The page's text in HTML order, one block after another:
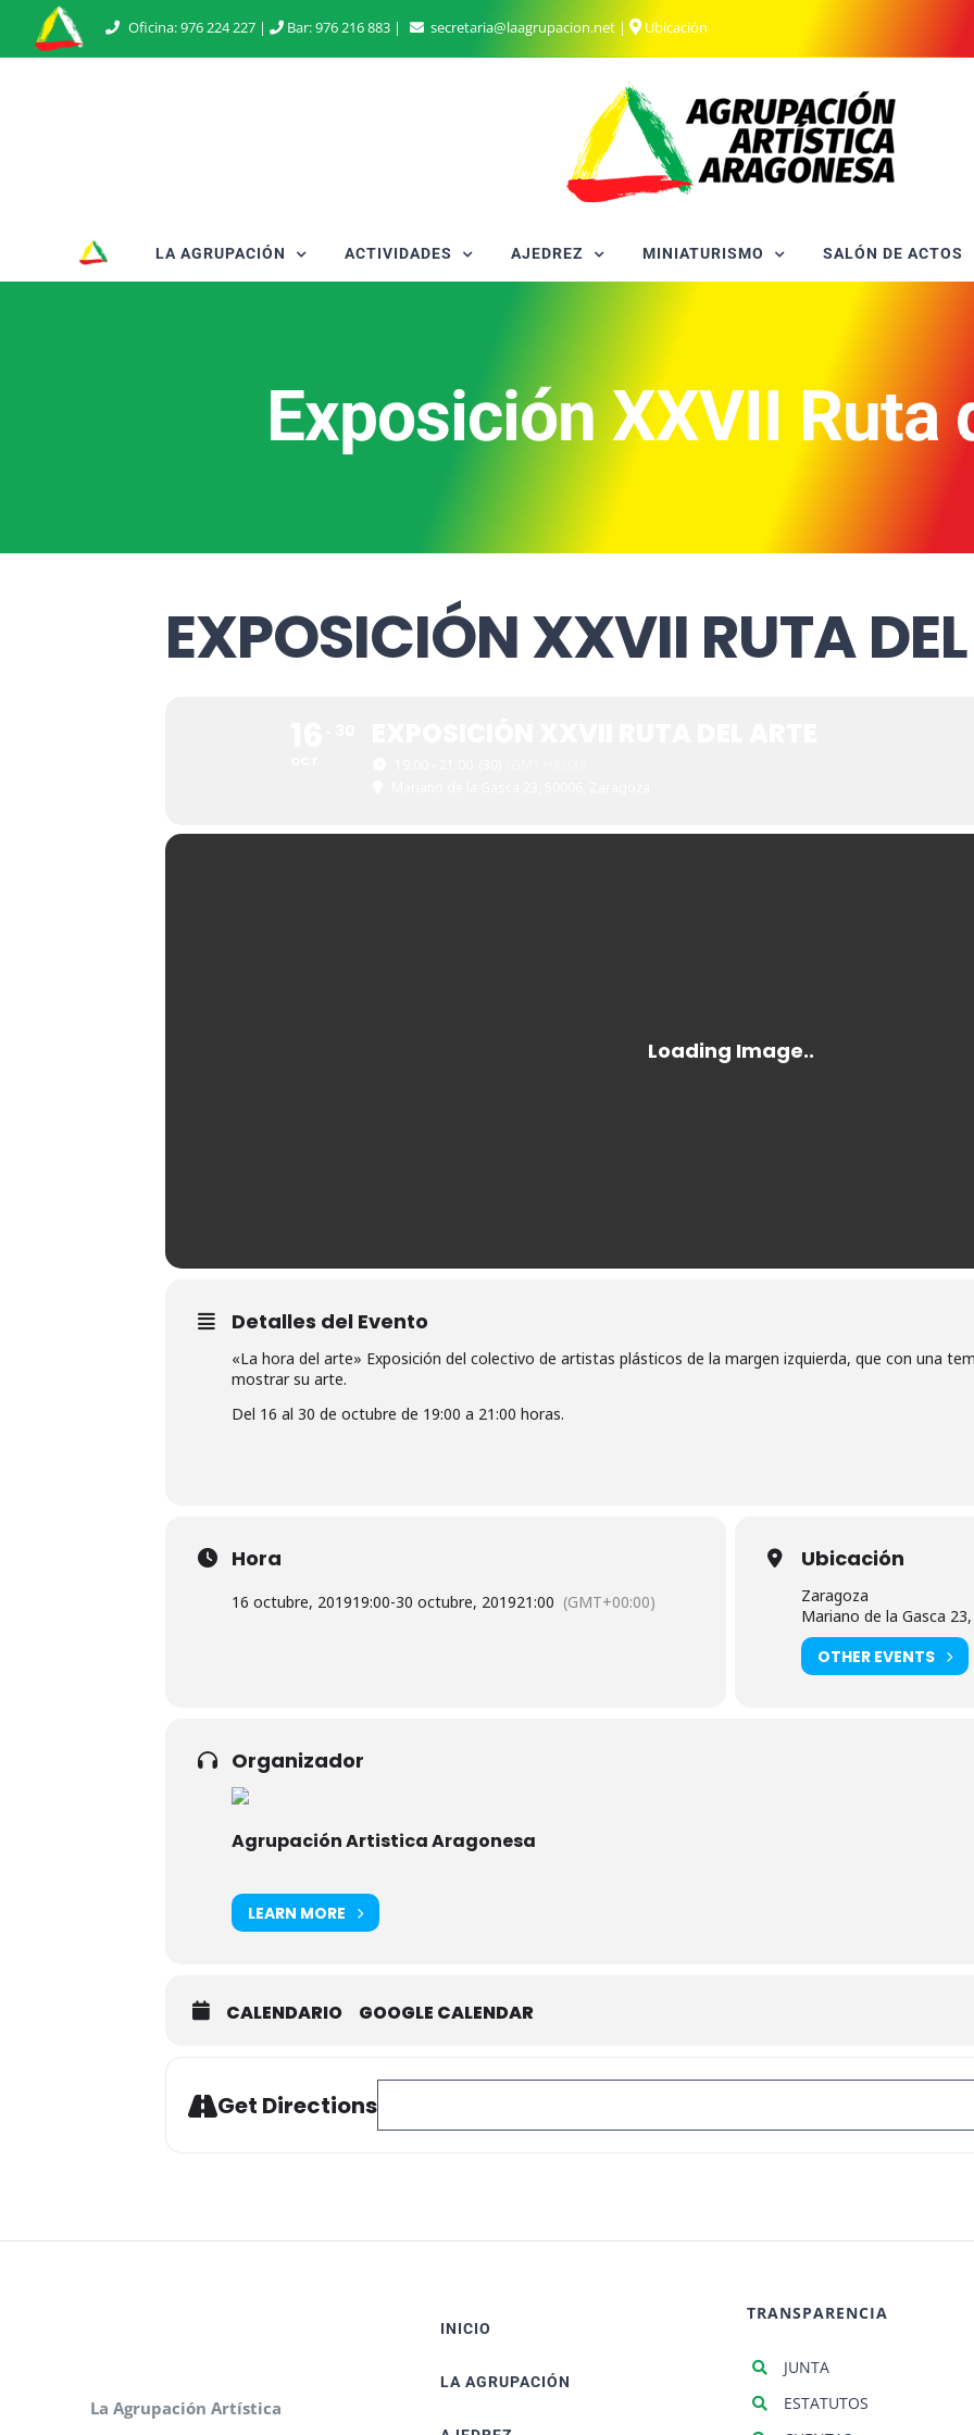
Oficina:976 224 227 | Bar:976 216 883 | secretaria@laagrupacion.net| Ubicación
LA AGRUPACIÓN ACTIVIDADES AJEDREZ MINIATURISMO SALÓN DE ACTOS
Exposición XXVII Ruta
EXPOSICIÓN XXVII RUTA
Detalles del Evento
«La hora del arte» Exposición del colectivo de artistas plásticos de la margen izquierda, que con una
mostrar su arte.
Del 16 al 30 de octubre de 19:00 a 21:00 horas.
Hora
16 octubre, 201919:00-30 octubre, 201921:00 (GMT+00:00)
Ubicación
Zaragoza
Mariano de la Gasca
OTHER EVENTS
Organizador
Agrupación Artistica Aragonesa
LEARN MORE
CALENDARIO GOOGLE CALENDAR
Get Directions
La Agrupación Artística
INICIO
LA AGRUPACIÓN
TRANSPARENCIA
JUNTA
ESTATUTOS